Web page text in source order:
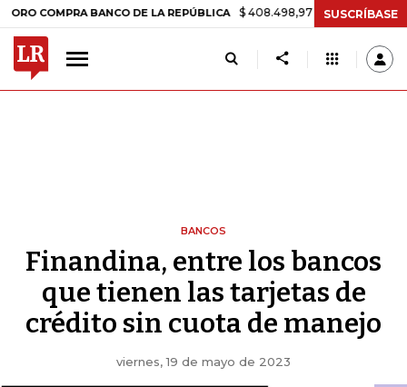
COMPRA BANCO DE LA REPÚBLICA $ 408.498,97 +$ 8.753,81 +2,19%
SUSCRÍBASE
BANCOS
Finandina, entre los bancos
que tienen las tarjetas de
crédito sin cuota de manejo
viernes, 19 de mayo de 2023